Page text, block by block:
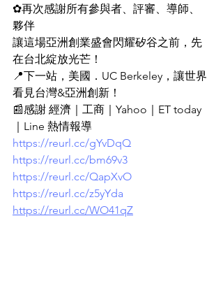
✿再次感謝所有參與者、評審、導師、
夥伴
讓這場亞洲創業盛會閃耀矽谷之前，先
在台北綻放光芒！
📍下一站，美國．UC Berkeley，讓世界
看見台灣&亞洲創新！
📰感謝 經濟｜工商｜Yahoo｜ET today
｜Line 熱情報導
https://reurl.cc/gYvDqQ
https://reurl.cc/bm69v3
https://reurl.cc/QapXvO
https://reurl.cc/z5yYda
https://reurl.cc/WO41qZ